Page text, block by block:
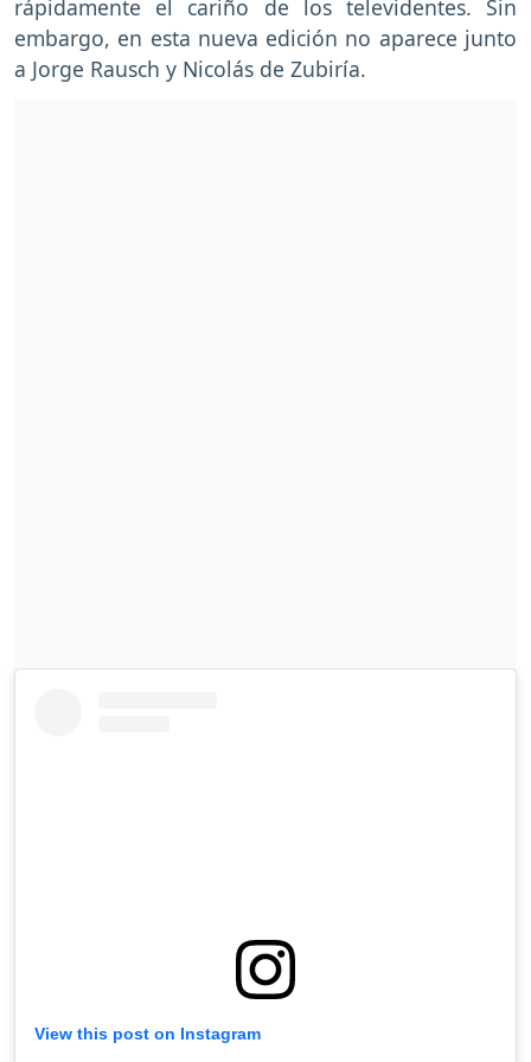
rápidamente el cariño de los televidentes. Sin
embargo, en esta nueva edición no aparece junto
a Jorge Rausch y Nicolás de Zubiría.
View this post on Instagram